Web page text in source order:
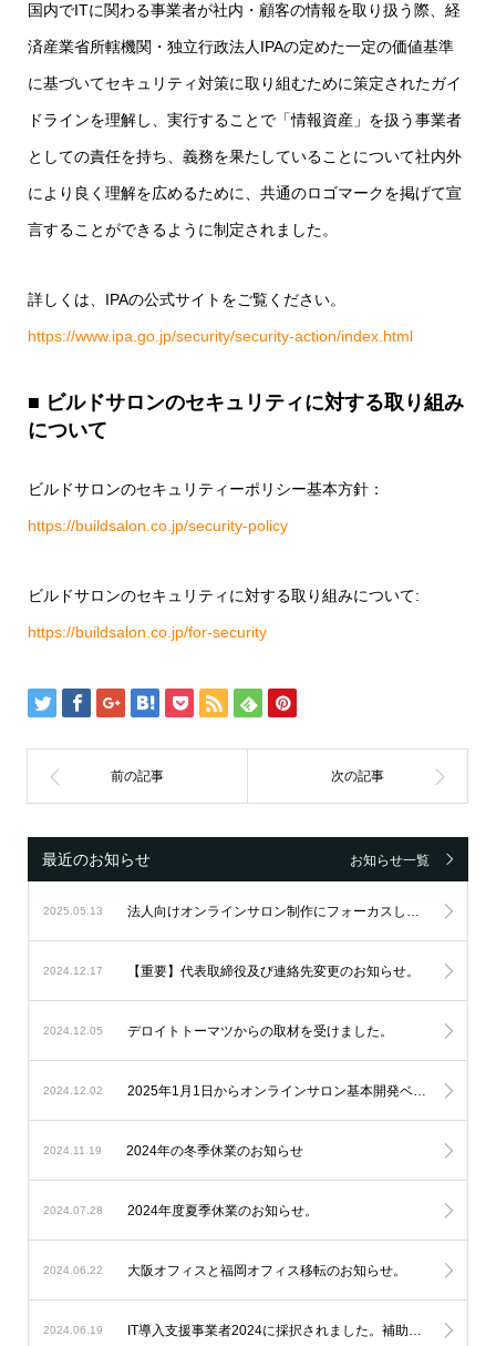
国内でITに関わる事業者が社内・顧客の情報を取り扱う際、経
済産業省所轄機関・独立行政法人IPAの定めた一定の価値基準
に基づいてセキュリティ対策に取り組むために策定されたガイ
ドラインを理解し、実行することで「情報資産」を扱う事業者
としての責任を持ち、義務を果たしていることについて社内外
により良く理解を広めるために、共通のロゴマークを掲げて宣
言することができるように制定されました。
詳しくは、IPAの公式サイトをご覧ください。
https://www.ipa.go.jp/security/security-action/index.html
■ ビルドサロンのセキュリティに対する取り組み
について
ビルドサロンのセキュリティーポリシー基本方針：
https://buildsalon.co.jp/security-policy
ビルドサロンのセキュリティに対する取り組みについて:
https://buildsalon.co.jp/for-security
最近のお知らせ お知らせ一覧
2025.05.13 法人向けオンラインサロン制作にフォーカスし続け、設立6周年を迎えました。
2024.12.17 【重要】代表取締役及び連絡先変更のお知らせ。
2024.12.05 デロイトトーマツからの取材を受けました。
2024.12.02 2025年1月1日からオンラインサロン基本開発ベースシステムの料金改定を実施します。
2024.11.19 2024年の冬季休業のお知らせ
2024.07.28 2024年度夏季休業のお知らせ。
2024.06.22 大阪オフィスと福岡オフィス移転のお知らせ。
2024.06.19 IT導入支援事業者2024に採択されました。補助金を利用したオンラインサロン開発が可能になります。